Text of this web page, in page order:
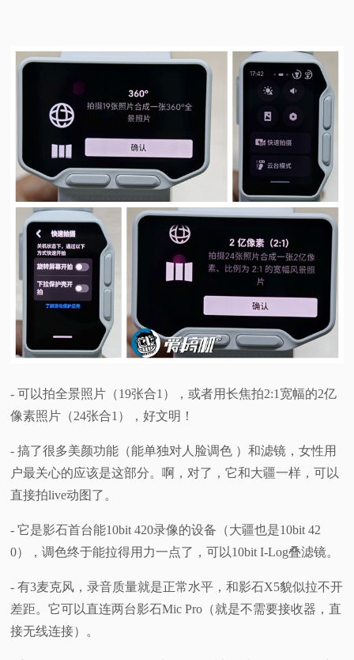
- 可以拍全景照片（19张合1），或者用长焦拍2:1宽幅的2亿
像素照片（24张合1），好文明！
- 搞了很多美颜功能（能单独对人脸调色 ）和滤镜，女性用
户最关心的应该是这部分。啊，对了，它和大疆一样，可以
直接拍live动图了。
- 它是影石首台能10bit 420录像的设备（大疆也是10bit 42
0），调色终于能拉得用力一点了，可以10bit I-Log叠滤镜。
- 有3麦克风，录音质量就是正常水平，和影石X5貌似拉不开
差距。它可以直连两台影石Mic Pro（就是不需要接收器，直
接无线连接）。